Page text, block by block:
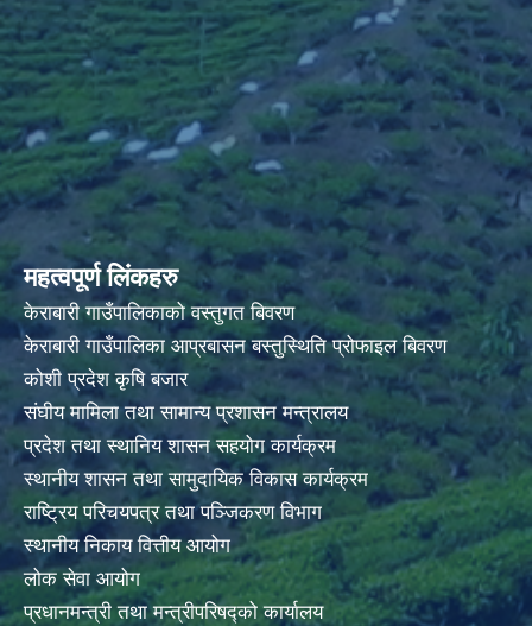
महत्वपूर्ण लिंकहरु
केराबारी गाउँपालिकाको वस्तुगत बिवरण
केराबारी गाउँपालिका आप्रबासन बस्तुस्थिति प्रोफाइल बिवरण
कोशी प्रदेश कृषि बजार
संघीय मामिला तथा सामान्य प्रशासन मन्त्रालय
प्रदेश तथा स्थानिय शासन सहयोग कार्यक्रम
स्थानीय शासन तथा सामुदायिक विकास कार्यक्रम
राष्ट्रिय परिचयपत्र तथा पञ्जिकरण विभाग
स्थानीय निकाय वित्तीय आयोग
लोक सेवा आयोग
प्रधानमन्त्री तथा मन्त्रीपरिषद्को कार्यालय